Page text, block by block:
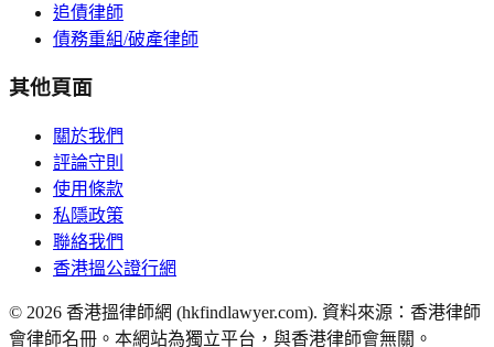
追債律師
債務重組/破產律師
其他頁面
關於我們
評論守則
使用條款
私隱政策
聯絡我們
香港搵公證行網
© 2026 香港搵律師網 (hkfindlawyer.com). 資料來源：香港律師
會律師名冊。本網站為獨立平台，與香港律師會無關。